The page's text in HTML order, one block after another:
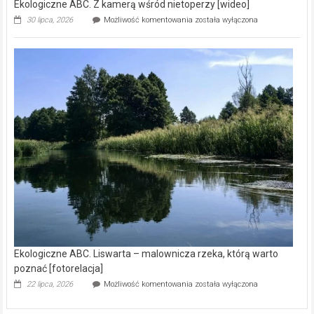
Ekologiczne ABC. Z kamerą wśród nietoperzy [wideo]
30 lipca, 2026 Możliwość komentowania Ekologiczne
kamerą
wśród
została wyłączona
Ekologiczne ABC. Liswarta – malownicza rzeka, którą warto
poznać [fotorelacja]
22 lipca, 2026 Możliwość komentowania Ekologiczne
została wyłączona